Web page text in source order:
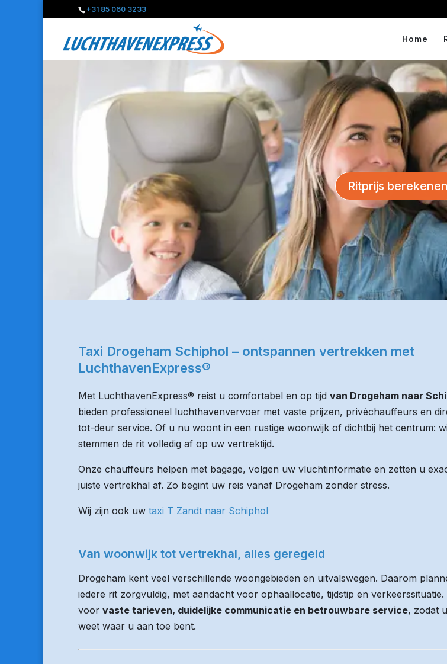
+31 85 060 3233
Home
Ritprijs berekenen
Taxi Drogeham Schiphol – ontspannen vertrekken met
LuchthavenExpress®
Met LuchthavenExpress® reist u comfortabel en op tijd van Drogeham naar
bieden professioneel luchthavenvervoer met vaste prijzen, privéchauffeurs en
tot-deur service. Of u nu woont in een rustige woonwijk of dichtbij het centrum:
stemmen de rit volledig af op uw vertrektijd.
Onze chauffeurs helpen met bagage, volgen uw vluchtinformatie en zetten u
juiste vertrekhal af. Zo begint uw reis vanaf Drogeham zonder stress.
Wij zijn ook uw taxi T Zandt naar Schiphol
Van woonwijk tot vertrekhal, alles geregeld
Drogeham kent veel verschillende woongebieden en uitvalswegen. Daarom
iedere rit zorgvuldig, met aandacht voor ophaallocatie, tijdstip en verkeerssituatie.
voor vaste tarieven, duidelijke communicatie en betrouwbare service, zodat
weet waar u aan toe bent.